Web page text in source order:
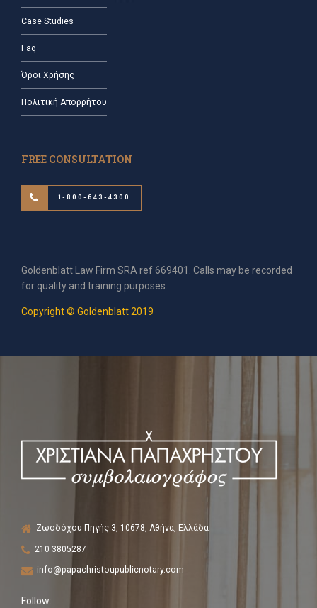
Case Studies
Faq
Όροι Χρήσης
Πολιτική Απορρήτου
FREE CONSULTATION
1-800-643-4300
Goldenblatt Law Firm SRA ref 669401. Calls may be recorded
for quality and training purposes.
Copyright © Goldenblatt 2019
Ζωοδόχου Πηγής 3, 10678, Αθήνα, Ελλάδα
210 3805287
info@papachristoupublicnotary.com
Follow: